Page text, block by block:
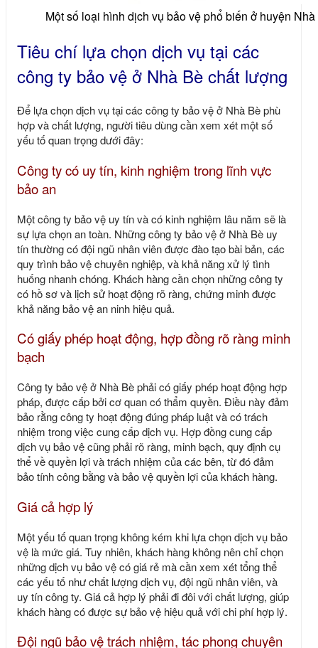
Một số loại hình dịch vụ bảo vệ phổ biến ở huyện
Tiêu chí lựa chọn dịch vụ tại các
công ty bảo vệ ở Nhà Bè chất lượng
Để lựa chọn dịch vụ tại các công ty bảo vệ ở Nhà Bè phù
hợp và chất lượng, người tiêu dùng cần xem xét một số
yếu tố quan trọng dưới đây:
Công ty có uy tín, kinh nghiệm trong lĩnh vực
bảo an
Một công ty bảo vệ uy tín và có kinh nghiệm lâu năm sẽ là
sự lựa chọn an toàn. Những công ty bảo vệ ở Nhà Bè uy
tín thường có đội ngũ nhân viên được đào tạo bài bản, các
quy trình bảo vệ chuyên nghiệp, và khả năng xử lý tình
huống nhanh chóng. Khách hàng cần chọn những công ty
có hồ sơ và lịch sử hoạt động rõ ràng, chứng minh được
khả năng bảo vệ an ninh hiệu quả.
Có giấy phép hoạt động, hợp đồng rõ ràng minh
bạch
Công ty bảo vệ ở Nhà Bè phải có giấy phép hoạt động hợp
pháp, được cấp bởi cơ quan có thẩm quyền. Điều này đảm
bảo rằng công ty hoạt động đúng pháp luật và có trách
nhiệm trong việc cung cấp dịch vụ. Hợp đồng cung cấp
dịch vụ bảo vệ cũng phải rõ ràng, minh bạch, quy định cụ
thể về quyền lợi và trách nhiệm của các bên, từ đó đảm
bảo tính công bằng và bảo vệ quyền lợi của khách hàng.
Giá cả hợp lý
Một yếu tố quan trọng không kém khi lựa chọn dịch vụ bảo
vệ là mức giá. Tuy nhiên, khách hàng không nên chỉ chọn
những dịch vụ bảo vệ có giá rẻ mà cần xem xét tổng thể
các yếu tố như chất lượng dịch vụ, đội ngũ nhân viên, và
uy tín công ty. Giá cả hợp lý phải đi đôi với chất lượng, giúp
khách hàng có được sự bảo vệ hiệu quả với chi phí hợp lý.
Đội ngũ bảo vệ trách nhiệm, tác phong chuyên